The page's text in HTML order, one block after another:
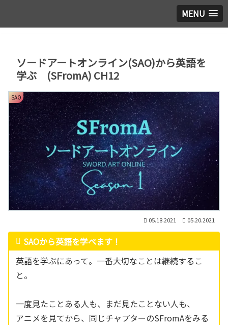
MENU
ソードアートオンライン(SAO)から英語を
学ぶ (SFromA) CH12
SAO
05.18.2021 05.20.2021
SAOから英語を学べます！
英語を学ぶにあって。一番大切なことは継続するこ
と。
一度見たことある人も、まだ見たことない人も、
アニメを見てから、同じチャプターのSFromAをみる